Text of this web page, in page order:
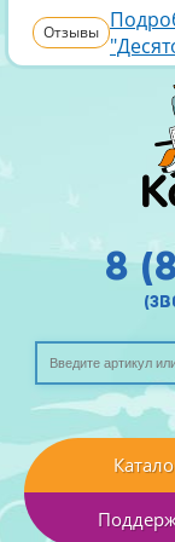
Отзывы
8